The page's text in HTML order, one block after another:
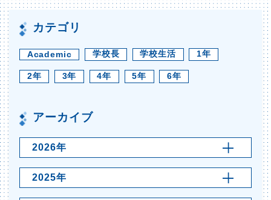
カテゴリ
Academic 学校長 学校生活 1年
2年 3年 4年 5年 6年
アーカイブ
2026年
2025年